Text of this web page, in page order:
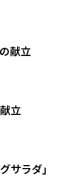
献立
立
サラダ」